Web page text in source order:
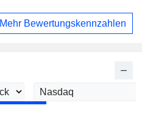
Mehr Bewertungskennzahlen